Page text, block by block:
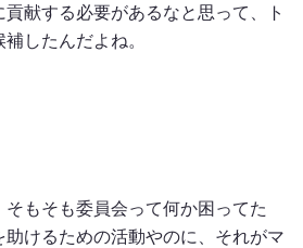
献する必要があるなと思って、ト
したんだよね。
もそも委員会って何か困ってた
助けるための活動やのに、それがマ